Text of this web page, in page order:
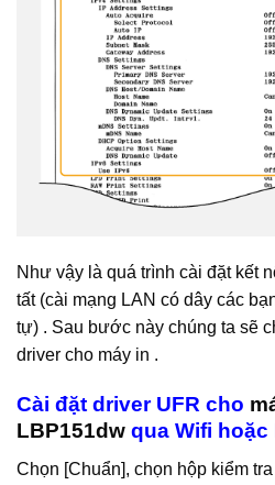
Như vậy là quá trình cài đặt kết
tất (cài mạng LAN có dây các
tự) . Sau bước này chúng ta sẽ
driver cho máy in .
Cài đặt driver UFR cho
LBP151dw qua Wifi hoặc
Chọn [Chuẩn], chọn hộp kiểm